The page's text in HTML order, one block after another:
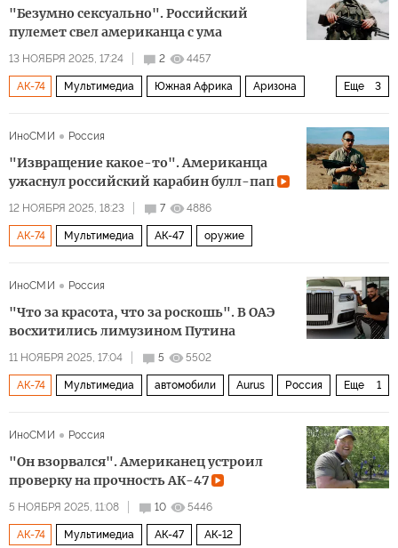
"Безумно сексуально". Российский
пулемет свел американца с ума
13 НОЯБРЯ 2025, 17:24 2 4457
Еще 3
АК-74 Мультимедиа Южная Африка Аризона
ИноСМИ
Россия
"Извращение какое-то". Американца
ужаснул российский карабин булл-пап
12 НОЯБРЯ 2025, 18:23 7 4886
АК-74 Мультимедиа АК-47 оружие
ИноСМИ Россия
"Что за красота, что за роскошь". В ОАЭ
восхитились лимузином Путина
11 НОЯБРЯ 2025, 17:04 5 5502
Еще 1
АК-74 Мультимедиа автомобили Aurus Россия
ИноСМИ
Россия
"Он взорвался". Американец устроил
проверку на прочность АК-47
5 НОЯБРЯ 2025, 11:08 10 5446
АК-74 Мультимедиа АК-47 АК-12